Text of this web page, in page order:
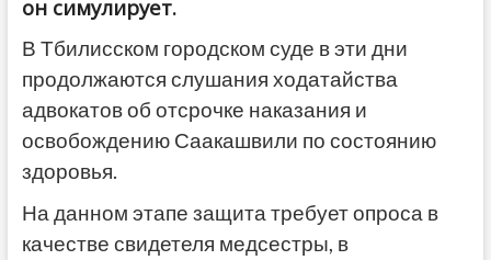
он симулирует.
В Тбилисском городском суде в эти дни
продолжаются слушания ходатайства
адвокатов об отсрочке наказания и
освобождению Саакашвили по состоянию
здоровья.
На данном этапе защита требует опроса в
качестве свидетеля медсестры, в